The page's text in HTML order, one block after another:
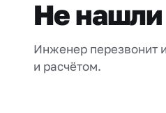
Не
Инженер перезвонит
и расчётом.